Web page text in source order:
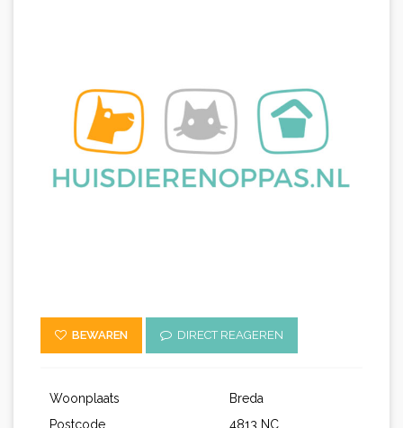
BEWAREN DIRECT REAGEREN
Woonplaats
Breda
Postcode
4813 NC